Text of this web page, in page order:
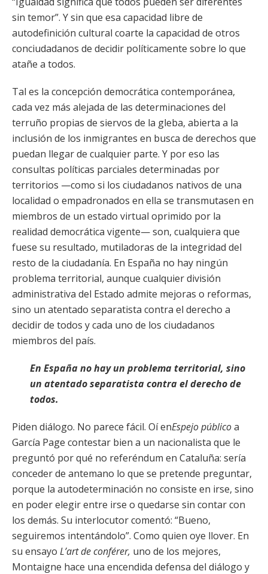
sin temor”. Y sin que esa capacidad libre de
autodefinición cultural coarte la capacidad de otros
conciudadanos de decidir políticamente sobre lo que
atañe a todos.
Tal es la concepción democrática contemporánea,
cada vez más alejada de las determinaciones del
terruño propias de siervos de la gleba, abierta a la
inclusión de los inmigrantes en busca de derechos que
puedan llegar de cualquier parte. Y por eso las
consultas políticas parciales determinadas por
territorios —como si los ciudadanos nativos de una
localidad o empadronados en ella se transmutasen en
miembros de un estado virtual oprimido por la
realidad democrática vigente— son, cualquiera que
fuese su resultado, mutiladoras de la integridad del
resto de la ciudadanía. En España no hay ningún
problema territorial, aunque cualquier división
administrativa del Estado admite mejoras o reformas,
sino un atentado separatista contra el derecho a
decidir de todos y cada uno de los ciudadanos
miembros del país.
En España no hay un problema territorial, sino
un atentado separatista contra el derecho de
todos.
Piden diálogo. No parece fácil. Oí enEspejo públicoa
García Page contestar bien a un nacionalista que le
preguntó por qué no referéndum en Cataluña: sería
conceder de antemano lo que se pretende preguntar,
porque la autodeterminación no consiste en irse, sino
en poder elegir entre irse o quedarse sin contar con
los demás. Su interlocutor comentó: “Bueno,
seguiremos intentándolo”. Como quien oye llover. En
su ensayo L’art de conférer, uno de los mejores,
Montaigne hace una encendida defensa del diálogo y